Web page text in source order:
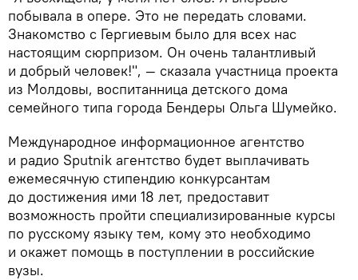
побывала в опере. Это не передать словами.
Знакомство с Гергиевым было для всех нас
настоящим сюрпризом. Он очень талантливый
и добрый человек!", — сказала участница проекта
из Молдовы, воспитанница детского дома
семейного типа города Бендеры Ольга Шумейко.
Международное информационное агентство
и радио Sputnik агентство будет выплачивать
ежемесячную стипендию конкурсантам
до достижения ими 18 лет, предоставит
возможность пройти специализированные курсы
по русскому языку тем, кому это необходимо
и окажет помощь в поступлении в российские
вузы.